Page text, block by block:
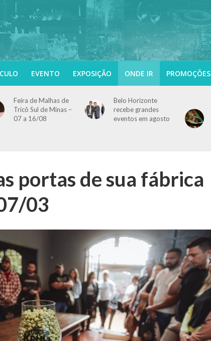
EVENTO EXPOSIÇÃO ONDE IR PROMOÇÕES
Feira de Malhas de
Tricô Sul de Minas –
07 a 16/08
Belo Horizonte
recebe grandes
eventos em agosto
portas de sua fábrica
03